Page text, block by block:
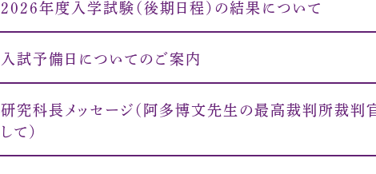
2026年度入学試験（後期日程）の結果について
入試予備日についてのご案内
研究科長メッセージ（阿多博文先生の最高裁判所裁判
して）